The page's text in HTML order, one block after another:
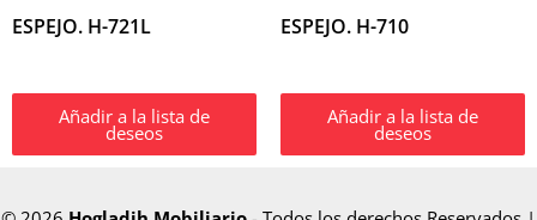
ESPEJO. H-721L
Añadir a la lista de
deseos
ESPEJO. H-710
Añadir a la lista de
deseos